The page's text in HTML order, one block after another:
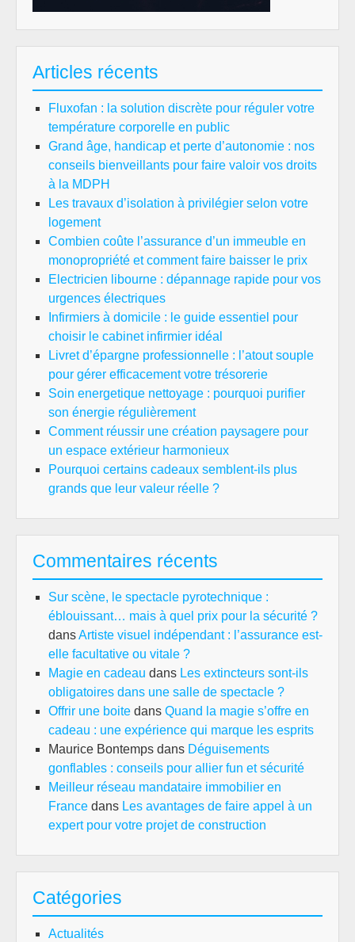
Articles récents
Fluxofan : la solution discrète pour réguler votre
température corporelle en public
Grand âge, handicap et perte d’autonomie : nos
conseils bienveillants pour faire valoir vos droits
à la MDPH
Les travaux d’isolation à privilégier selon votre
logement
Combien coûte l’assurance d’un immeuble en
monopropriété et comment faire baisser le prix
Electricien libourne : dépannage rapide pour vos
urgences électriques
Infirmiers à domicile : le guide essentiel pour
choisir le cabinet infirmier idéal
Livret d’épargne professionnelle : l’atout souple
pour gérer efficacement votre trésorerie
Soin energetique nettoyage : pourquoi purifier
son énergie régulièrement
Comment réussir une création paysagere pour
un espace extérieur harmonieux
Pourquoi certains cadeaux semblent-ils plus
grands que leur valeur réelle ?
Commentaires récents
Sur scène, le spectacle pyrotechnique :
éblouissant… mais à quel prix pour la sécurité ?
dansArtiste visuel indépendant : l’assurance est-
elle facultative ou vitale ?
Magie en cadeau dans Les extincteurs sont-ils
obligatoires dans une salle de spectacle ?
Offrir une boite dans Quand la magie s’offre en
cadeau : une expérience qui marque les esprits
Maurice Bontemps dans Déguisements
gonflables : conseils pour allier fun et sécurité
Meilleur réseau mandataire immobilier en
France dans Les avantages de faire appel à un
expert pour votre projet de construction
Catégories
Actualités